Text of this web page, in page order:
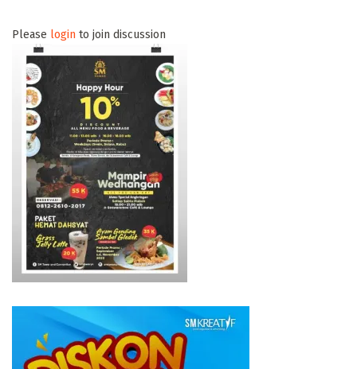
Please login to join discussion